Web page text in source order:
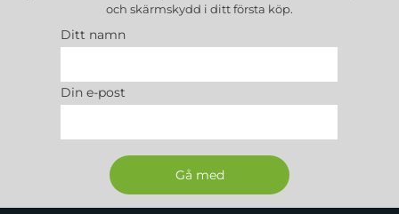
och skärmskydd i ditt första köp.
Ditt namn
Din e-post